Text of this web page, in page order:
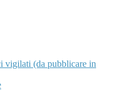
vigilati (da pubblicare in